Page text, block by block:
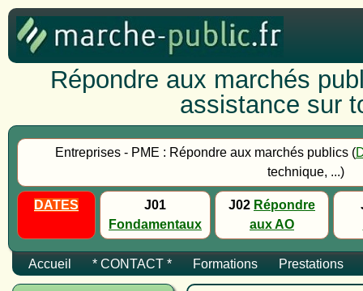
Répondre aux marchés
assistance sur
Entreprises - PME : Répondre aux marchés publics (
technique, ...)
DATES
J01
Fondamentaux
J02 Répondre
aux AO
Accueil * CONTACT * Formations Prestations